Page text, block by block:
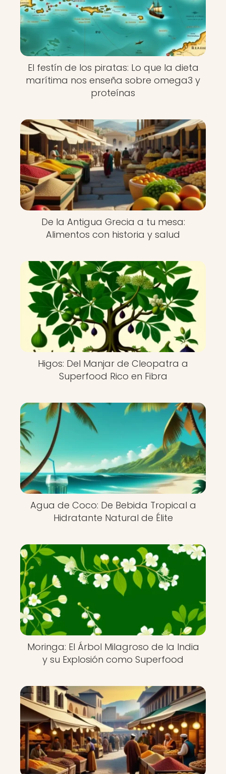
El festín de los piratas: Lo que la dieta
marítima nos enseña sobre omega3 y
proteínas
De la Antigua Grecia a tu mesa:
Alimentos con historia y salud
Higos: Del Manjar de Cleopatra a
Superfood Rico en Fibra
Agua de Coco: De Bebida Tropical a
Hidratante Natural de Élite
Moringa: El Árbol Milagroso de la India
y su Explosión como Superfood